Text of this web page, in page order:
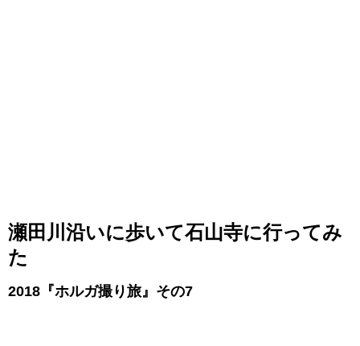
瀬田川沿いに歩いて石山寺に行ってみ
た
2018『ホルガ撮り旅』その7